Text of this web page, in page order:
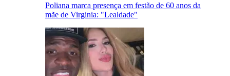
Poliana marca presença em festão de 60 anos da
mãe de Virginia: "Lealdade"